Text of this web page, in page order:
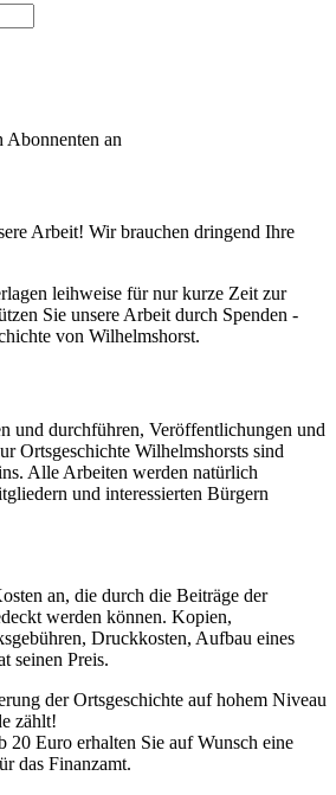
Abonnenten an
Arbeit! Wir brauchen dringend Ihre
leihweise für nur kurze Zeit zur
Sie unsere Arbeit durch Spenden -
von Wilhelmshorst.
und durchführen, Veröffentlichungen und
Ortsgeschichte Wilhelmshorsts sind
Alle Arbeiten werden natürlich
und interessierten Bürgern
an, die durch die Beiträge der
werden können. Kopien,
Druckkosten, Aufbau eines
seinen Preis.
der Ortsgeschichte auf hohem Niveau
zählt!
20 Euro erhalten Sie auf Wunsch eine
das Finanzamt.